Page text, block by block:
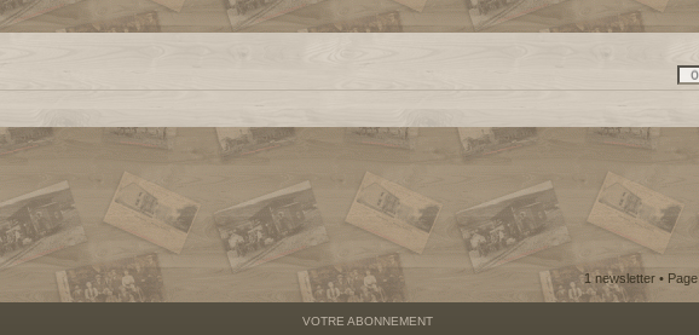
1 newsletter • Page
VOTRE ABONNEMENT